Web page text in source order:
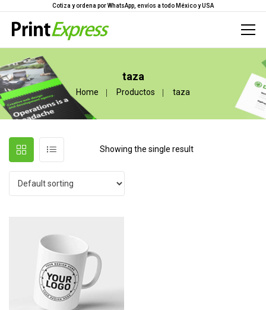
Cotiza y ordena por WhatsApp, envíos a todo México y USA
taza
Home Productos taza
Showing the single result